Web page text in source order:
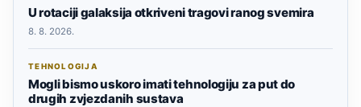
U rotaciji galaksija otkriveni tragovi ranog svemira
8. 8. 2026.
TEHNOLOGIJA
Mogli bismo uskoro imati tehnologiju za put do
drugih zvjezdanih sustava